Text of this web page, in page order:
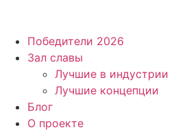
Победители 2026
Зал славы
Лучшие в индустрии
Лучшие концепции
Блог
О проекте